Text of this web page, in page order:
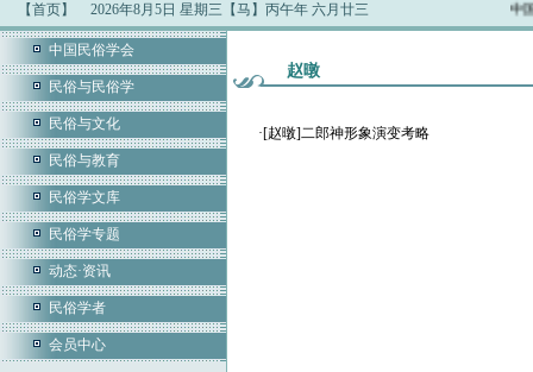
【首页】 2026年8月5日 星期三【马】丙午年 六月廿三 中国
中国民俗学会
民俗与民俗学
民俗与文化
民俗与教育
民俗学文库
民俗学专题
动态·资讯
民俗学者
会员中心
赵暾
·[赵暾]二郎神形象演变考略